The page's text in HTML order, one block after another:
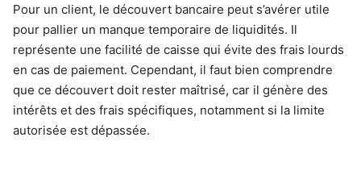
Pour un client, le découvert bancaire peut s’avérer utile
pour pallier un manque temporaire de liquidités. Il
représente une facilité de caisse qui évite des frais lourds
en cas de paiement. Cependant, il faut bien comprendre
que ce découvert doit rester maîtrisé, car il génère des
intérêts et des frais spécifiques, notamment si la limite
autorisée est dépassée.